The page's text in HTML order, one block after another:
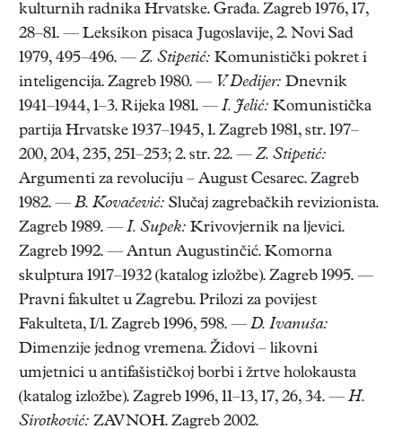
kulturnih radnika Hrvatske. Građa. Zagreb 1976, 17,
28–81. — Leksikon pisaca Jugoslavije, 2. Novi Sad
1979, 495–496. — Z. Stipetić: Komunistički pokret i
inteligencija. Zagreb 1980. — V. Dedijer: Dnevnik
1941–1944, 1–3. Rijeka 1981. — I. Jelić: Komunistička
partija Hrvatske 1937–1945, 1. Zagreb 1981, str. 197–
200, 204, 235, 251–253; 2. str. 22. — Z. Stipetić:
Argumenti za revoluciju – August Cesarec. Zagreb
1982. — B. Kovačević: Slučaj zagrebačkih revizionista.
Zagreb 1989. — I. Supek: Krivovjernik na ljevici.
Zagreb 1992. — Antun Augustinčić. Komorna
skulptura 1917–1932 (katalog izložbe). Zagreb 1995. —
Pravni fakultet u Zagrebu. Prilozi za povijest
Fakulteta, I/1. Zagreb 1996, 598. — D. Ivanuša:
Dimenzije jednog vremena. Židovi – likovni
umjetnici u antifašističkoj borbi i žrtve holokausta
(katalog izložbe). Zagreb 1996, 11–13, 17, 26, 34. — H.
Sirotković: ZAVNOH. Zagreb 2002.